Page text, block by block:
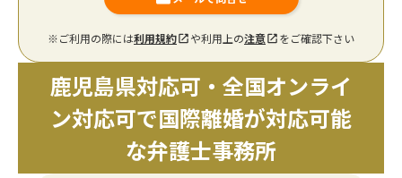
※ご利用の際には利用規約 や利用上の注意 をご確認下さい
鹿児島県対応可・全国オンライ
ン対応可で国際離婚が対応可能
な弁護士事務所